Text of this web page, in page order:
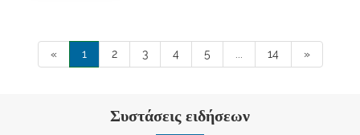
« 1 2 3 4 5 14 »
Συστάσεις ειδήσεων